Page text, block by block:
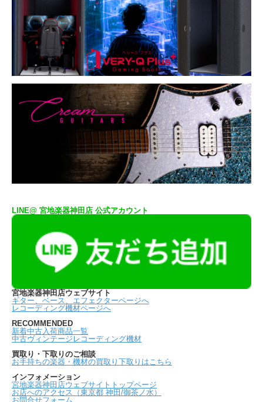
LINE@ 宮地楽器神田店 公式アカウント
宮地楽器神田店ウェブサイト
ギター、ベース、エフェクターページへ
レコーディング機材ページへ
RECOMMENDED
新着中古入荷商品一覧
中古ヴィンテージレコーディング機材
買取り・下取りのご相談
お手持ちの楽器・機材の買取り下取りはこちら
インフォメーション
宮地楽器神田店ウェブサイトトップページ
お店へのアクセス（東京都 神田/御茶ノ水）
お問合せフォーム